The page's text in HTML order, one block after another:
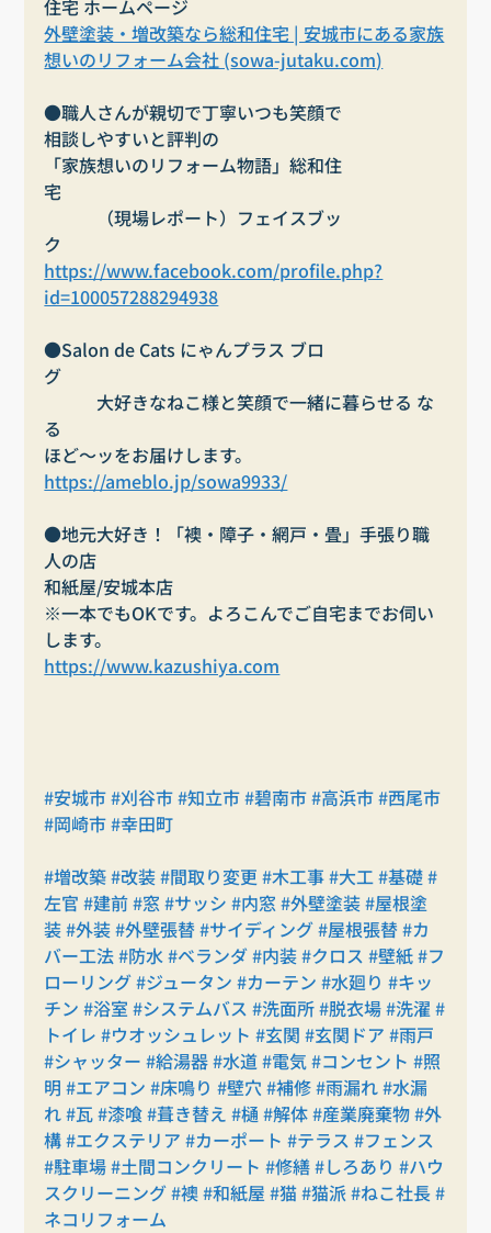
住宅 ホームページ
外壁塗装・増改築なら総和住宅 | 安城市にある家族
想いのリフォーム会社 (sowa-jutaku.com)
●職人さんが親切で丁寧いつも笑顔で
相談しやすいと評判の
「家族想いのリフォーム物語」総和住
宅
（現場レポート）フェイスブッ
ク
https://www.facebook.com/profile.php?
id=100057288294938
●Salon de Cats にゃんプラス ブロ
グ
大好きなねこ様と笑顔で一緒に暮らせる な
る
ほど～ッをお届けします。
https://ameblo.jp/sowa9933/
●地元大好き！「襖・障子・網戸・畳」手張り職
人の店
和紙屋/安城本店
※一本でもOKです。よろこんでご自宅までお伺い
します。
https://www.kazushiya.com
#安城市#刈谷市#知立市#碧南市#高浜市#西尾市
#岡崎市#幸田町
#増改築#改装#間取り変更#木工事#大工#基礎#
左官 #建前#窓 #サッシ #内窓 #外壁塗装#屋根塗
装#外装#外壁張替#サイディング#屋根張替#カ
バー工法#防水#ベランダ#内装#クロス #壁紙#フ
ローリング#ジュータン #カーテン #水廻り #キッ
チン #浴室 #システムバス #洗面所#脱衣場#洗濯#
トイレ #ウオッシュレット #玄関 #玄関ドア #雨戸
#シャッター #給湯器#水道#電気#コンセント #照
明 #エアコン #床鳴り #壁穴 #補修#雨漏れ#水漏
れ#瓦#漆喰#葺き替え #樋#解体#産業廃棄物#外
構#エクステリア #カーポート #テラス #フェンス
#駐車場#土間コンクリート #修繕#しろあり #ハウ
スクリーニング#襖#和紙屋 #猫#猫派#ねこ社長#
ネコリフォーム